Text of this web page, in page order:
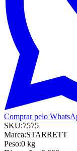
Comprar pelo
SKU:7575
Marca:STARRETT
Peso:0 kg